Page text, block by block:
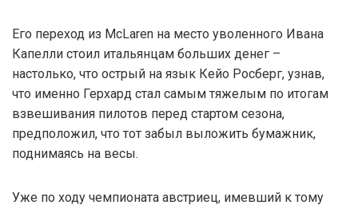
Его переход из McLaren на место уволенного Ивана
Капелли стоил итальянцам больших денег –
настолько, что острый на язык Кейо Росберг, узнав,
что именно Герхард стал самым тяжелым по итогам
взвешивания пилотов перед стартом сезона,
предположил, что тот забыл выложить бумажник,
поднимаясь на весы.
Уже по ходу чемпионата австриец, имевший к тому